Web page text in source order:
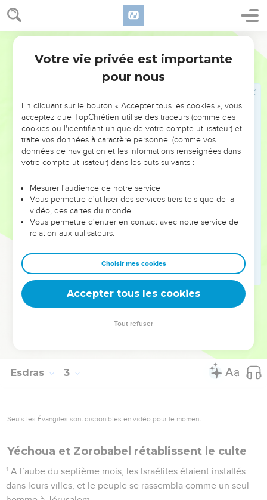
Esdras 2
avaient pas trouvés, de sorte qu’ils furent déclarés impurs
pour l’exercice de la fonction de prêtre.
Le gouverneur de Juda leur interdit de manger des
consulter l'urim et le thummim.
L'assemblée d’Israël tout entière se composait de 42'360
sans compter leurs serviteurs et leurs servantes, au
nombre de 7337. Parmi eux se trouvaient 200 musiciens,
hommes et femmes.
Ils avaient 736 chevaux, 245 mulets,
Plusieurs des chefs de famille, lors de leur arrivée à
l’emplacement de la maison de l'Eternel à Jérusalem, firent
des offrandes volontaires pour la maison de Dieu, afin qu'on
la reconstruise sur ses fondations.
Ils firent don pour ces travaux, en fonction de leurs
moyens, de 61'000 pièces en or, 3 tonnes d'argent et 100
tuniques destinées aux prêtres.
Les prêtres et les Lévites, quelques membres du peuple,
les musiciens, les portiers et les serviteurs du temple
Esdras 3
Seuls les Évangiles sont disponibles en vidéo pour le moment.
Yéchoua et Zorobabel rétablissent le culte
1 A l’aube du septième mois, les Israélites étaient installés
dans leurs villes, et le peuple se rassembla comme un seul
Votre vie privée est importante
pour nous
En cliquant sur le bouton « Accepter tous les cookies », vous
acceptez que TopChrétien utilise des traceurs (comme des
cookies ou l'identifiant unique de votre compte utilisateur) et
traite vos données à caractère personnel (comme vos
données de navigation et les informations renseignées dans
votre compte utilisateur) dans les buts suivants :
Mesurer l'audience de notre service
Vous permettre d'utiliser des services tiers tels que de la
vidéo, des cartes du monde…
Vous permettre d'entrer en contact avec notre service de
relation aux utilisateurs.
Choisir mes cookies
Accepter tous les cookies
Tout refuser